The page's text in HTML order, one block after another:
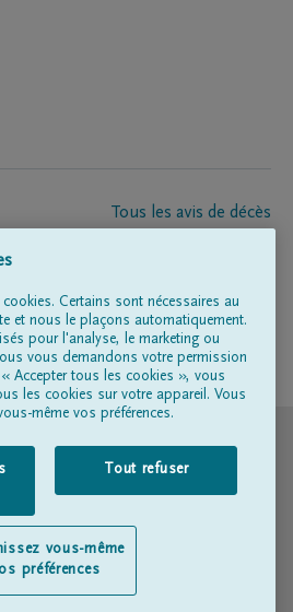
Tous les avis de décès
de pompes funèbres
d'utilisation
relative à la vie privée
d’accessibilité
Certains sont nécessaires au
et nous le plaçons automatiquement.
pour l'analyse, le marketing ou
vous demandons votre permission
Accepter tous les cookies », vous
les cookies sur votre appareil. Vous
même vos préférences.
Tout refuser
vous-même
préférences